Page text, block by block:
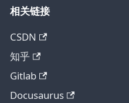
相关链接
CSDN
知乎
Gitlab
Docusaurus